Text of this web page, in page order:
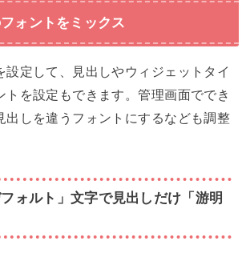
ォントをミックス
設定して、見出しやウィジェットタイ
トを設定もできます。管理画面ででき
出しを違うフォントにするなども調整
ォルト」文字で見出しだけ「游明